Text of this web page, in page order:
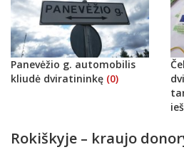
Panevėžio g. automobilis
kliudė dviratininkę (0)
Rokiškyje – kraujo